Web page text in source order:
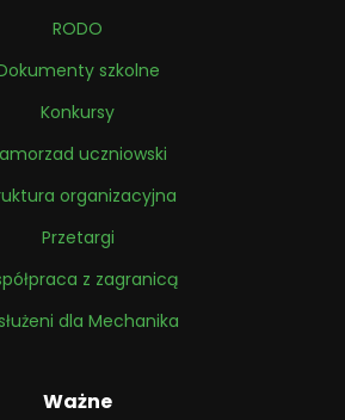
RODO
szkolne
Konkursy
uczniowski
organizacyjna
Przetargi
z zagranicą
dla Mechanika
Ważne